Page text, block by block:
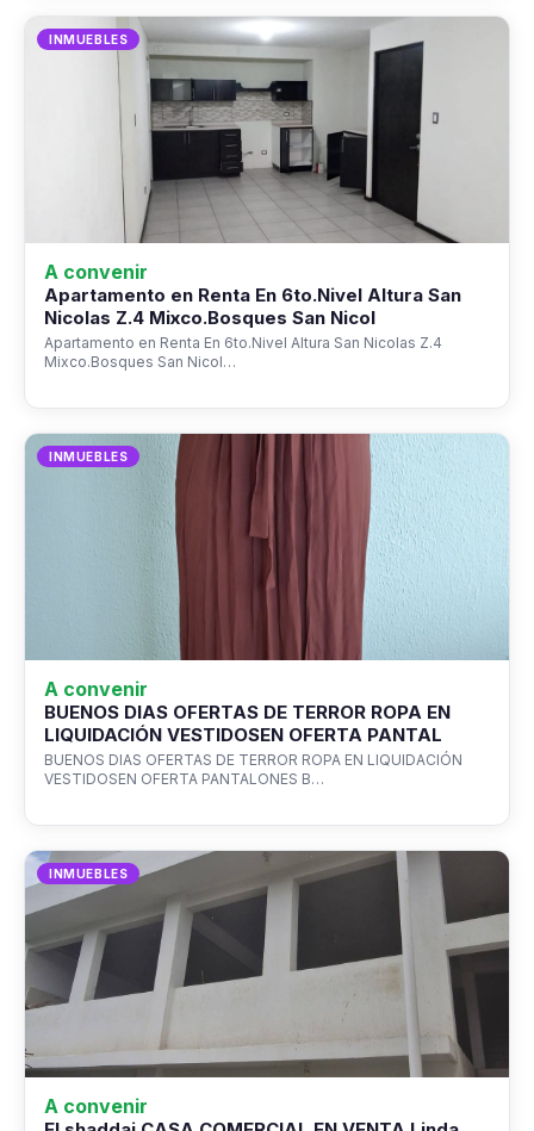
INMUEBLES
A convenir
Apartamento en Renta En 6to.Nivel Altura San
Nicolas Z.4 Mixco.Bosques San Nicol
Apartamento en Renta En 6to.Nivel Altura San Nicolas Z.4
Mixco.Bosques San Nicol…
INMUEBLES
A convenir
BUENOS DIAS OFERTAS DE TERROR ROPA EN
LIQUIDACIÓN VESTIDOSEN OFERTA PANTAL
BUENOS DIAS OFERTAS DE TERROR ROPA EN LIQUIDACIÓN
VESTIDOSEN OFERTA PANTALONES B…
INMUEBLES
A convenir